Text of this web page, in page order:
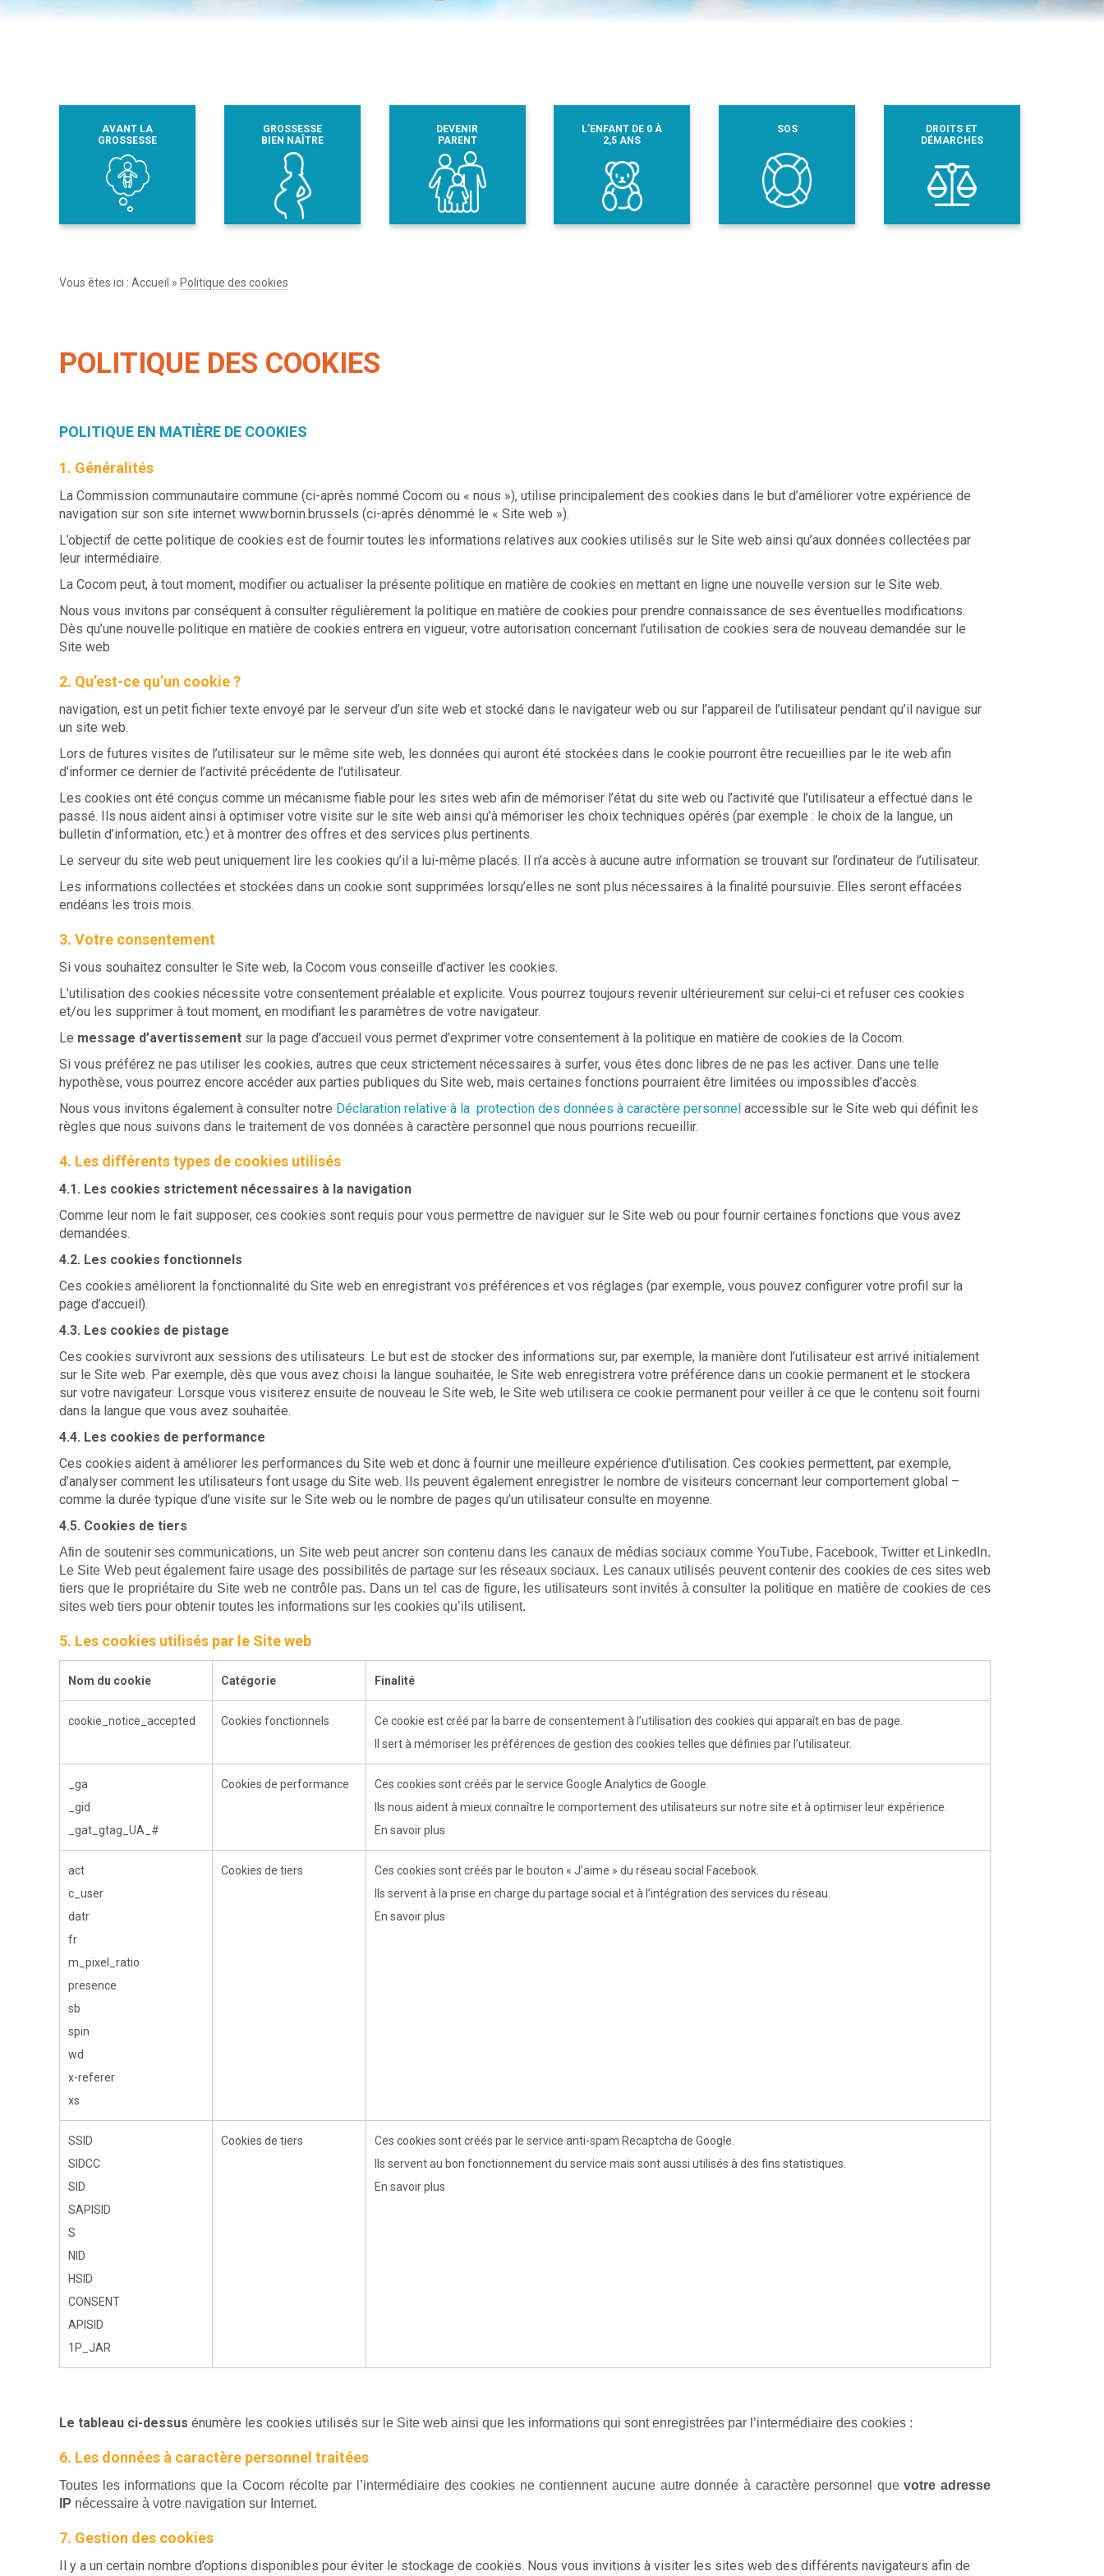
AVANT LA
GROSSESSE
GROSSESSE
BIEN NAÎTRE
DEVENIR
PARENT
L’ENFANT DE 0 À
2,5 ANS
SOS
DROITS ET
DÉMARCHES
Vous êtes ici : Accueil » Politique des cookies
POLITIQUE DES COOKIES
POLITIQUE EN MATIÈRE DE COOKIES
1. Généralités
La Commission communautaire commune (ci-après nommé Cocom ou « nous »), utilise principalement des cookies dans le but d’améliorer votre expérience de
navigation sur son site internet www.bornin.brussels (ci-après dénommé le « Site web »).
L’objectif de cette politique de cookies est de fournir toutes les informations relatives aux cookies utilisés sur le Site web ainsi qu’aux données collectées par
leur intermédiaire.
La Cocom peut, à tout moment, modifier ou actualiser la présente politique en matière de cookies en mettant en ligne une nouvelle version sur le Site web.
Nous vous invitons par conséquent à consulter régulièrement la politique en matière de cookies pour prendre connaissance de ses éventuelles modifications.
Dès qu’une nouvelle politique en matière de cookies entrera en vigueur, votre autorisation concernant l’utilisation de cookies sera de nouveau demandée sur le
Site web
2. Qu’est-ce qu’un cookie ?
navigation, est un petit fichier texte envoyé par le serveur d’un site web et stocké dans le navigateur web ou sur l’appareil de l’utilisateur pendant qu’il navigue sur
un site web.
Lors de futures visites de l’utilisateur sur le même site web, les données qui auront été stockées dans le cookie pourront être recueillies par le ite web afin
d’informer ce dernier de l’activité précédente de l’utilisateur.
Les cookies ont été conçus comme un mécanisme fiable pour les sites web afin de mémoriser l’état du site web ou l’activité que l’utilisateur a effectué dans le
passé. Ils nous aident ainsi à optimiser votre visite sur le site web ainsi qu’à mémoriser les choix techniques opérés (par exemple : le choix de la langue, un
bulletin d’information, etc.) et à montrer des offres et des services plus pertinents.
Le serveur du site web peut uniquement lire les cookies qu’il a lui-même placés. Il n’a accès à aucune autre information se trouvant sur l’ordinateur de l’utilisateur.
Les informations collectées et stockées dans un cookie sont supprimées lorsqu’elles ne sont plus nécessaires à la finalité poursuivie. Elles seront effacées
endéans les trois mois.
3. Votre consentement
Si vous souhaitez consulter le Site web, la Cocom vous conseille d’activer les cookies.
L’utilisation des cookies nécessite votre consentement préalable et explicite. Vous pourrez toujours revenir ultérieurement sur celui-ci et refuser ces cookies
et/ou les supprimer à tout moment, en modifiant les paramètres de votre navigateur.
Le message d’avertissement sur la page d’accueil vous permet d’exprimer votre consentement à la politique en matière de cookies de la Cocom.
Si vous préférez ne pas utiliser les cookies, autres que ceux strictement nécessaires à surfer, vous êtes donc libres de ne pas les activer. Dans une telle
hypothèse, vous pourrez encore accéder aux parties publiques du Site web, mais certaines fonctions pourraient être limitées ou impossibles d’accès.
Nous vous invitons également à consulter notre Déclaration relative à la protection des données à caractère personnel accessible sur le Site web qui définit les
règles que nous suivons dans le traitement de vos données à caractère personnel que nous pourrions recueillir.
4. Les différents types de cookies utilisés
4.1. Les cookies strictement nécessaires à la navigation
Comme leur nom le fait supposer, ces cookies sont requis pour vous permettre de naviguer sur le Site web ou pour fournir certaines fonctions que vous avez
demandées.
4.2. Les cookies fonctionnels
Ces cookies améliorent la fonctionnalité du Site web en enregistrant vos préférences et vos réglages (par exemple, vous pouvez configurer votre profil sur la
page d’accueil).
4.3. Les cookies de pistage
Ces cookies survivront aux sessions des utilisateurs. Le but est de stocker des informations sur, par exemple, la manière dont l’utilisateur est arrivé initialement
sur le Site web. Par exemple, dès que vous avez choisi la langue souhaitée, le Site web enregistrera votre préférence dans un cookie permanent et le stockera
sur votre navigateur. Lorsque vous visiterez ensuite de nouveau le Site web, le Site web utilisera ce cookie permanent pour veiller à ce que le contenu soit fourni
dans la langue que vous avez souhaitée.
4.4. Les cookies de performance
Ces cookies aident à améliorer les performances du Site web et donc à fournir une meilleure expérience d’utilisation. Ces cookies permettent, par exemple,
d’analyser comment les utilisateurs font usage du Site web. Ils peuvent également enregistrer le nombre de visiteurs concernant leur comportement global –
comme la durée typique d’une visite sur le Site web ou le nombre de pages qu’un utilisateur consulte en moyenne.
4.5. Cookies de tiers
Afin de soutenir ses communications, un Site web peut ancrer son contenu dans les canaux de médias sociaux comme YouTube, Facebook, Twitter et LinkedIn.
Le Site Web peut également faire usage des possibilités de partage sur les réseaux sociaux. Les canaux utilisés peuvent contenir des cookies de ces sites web
tiers que le propriétaire du Site web ne contrôle pas. Dans un tel cas de figure, les utilisateurs sont invités à consulter la politique en matière de cookies de ces
sites web tiers pour obtenir toutes les informations sur les cookies qu’ils utilisent.
5. Les cookies utilisés par le Site web
Nom du cookie Catégorie Finalité
cookie_notice_accepted Cookies fonctionnels
Ce cookie est créé par la barre de consentement à l’utilisation des cookies qui apparaît en bas de page.
Il sert à mémoriser les préférences de gestion des cookies telles que définies par l’utilisateur.
_ga
_gid
_gat_gtag_UA_#
Cookies de performance
Ces cookies sont créés par le service Google Analytics de Google.
Ils nous aident à mieux connaître le comportement des utilisateurs sur notre site et à optimiser leur expérience.
En savoir plus
act
c_user
datr
fr
m_pixel_ratio
presence
sb
spin
wd
x-referer
xs
Cookies de tiers
Ces cookies sont créés par le bouton « J’aime » du réseau social Facebook.
Ils servent à la prise en charge du partage social et à l’intégration des services du réseau.
En savoir plus
SSID
SIDCC
SID
SAPISID
S
NID
HSID
CONSENT
APISID
1P_JAR
Cookies de tiers
Ces cookies sont créés par le service anti-spam Recaptcha de Google.
Ils servent au bon fonctionnement du service mais sont aussi utilisés à des fins statistiques.
En savoir plus
Le tableau ci-dessus énumère les cookies utilisés sur le Site web ainsi que les informations qui sont enregistrées par l’intermédiaire des cookies :
6. Les données à caractère personnel traitées
Toutes les informations que la Cocom récolte par l’intermédiaire des cookies ne contiennent aucune autre donnée à caractère personnel quevotre adresse
IP nécessaire à votre navigation sur Internet.
7. Gestion des cookies
Il y a un certain nombre d’options disponibles pour éviter le stockage de cookies. Nous vous invitions à visiter les sites web des différents navigateurs afin de